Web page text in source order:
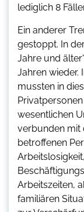
lediglich 8
Ein anderer
gestoppt. In
Jahre und
Jahren wieder.
mussten in
wesentlichen
verbunden mit
betroffenen
Arbeitszeiten,
familiären